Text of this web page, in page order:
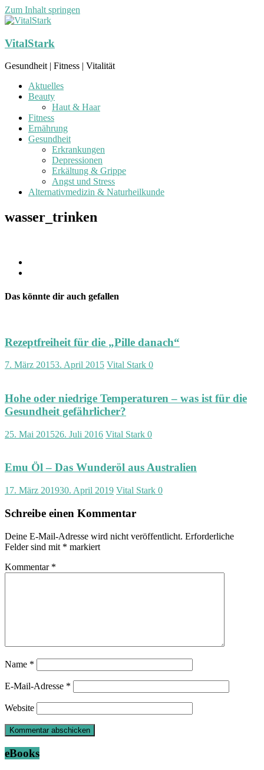
Zum Inhalt springen
VitalStark
Gesundheit | Fitness | Vitalität
Aktuelles
Beauty
Haut & Haar
Fitness
Ernährung
Gesundheit
Erkrankungen
Depressionen
Erkältung & Grippe
Angst und Stress
Alternativmedizin & Naturheilkunde
wasser_trinken
Das könnte dir auch gefallen
Rezeptfreiheit für die „Pille danach“
7. März 20153. April 2015 Vital Stark 0
Hohe oder niedrige Temperaturen – was ist für die
Gesundheit gefährlicher?
25. Mai 201526. Juli 2016 Vital Stark 0
Emu Öl – Das Wunderöl aus Australien
17. März 201930. April 2019 Vital Stark 0
Schreibe einen Kommentar
Deine E-Mail-Adresse wird nicht veröffentlicht. Erforderliche
Felder sind mit * markiert
Kommentar *
Name *
E-Mail-Adresse *
Website
eBooks